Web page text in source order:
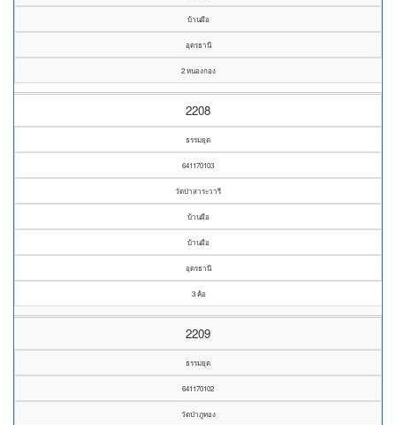
บ้านผือ
อุดรธานี
2 หนองกอง
2208
ธรรมยุต
641170103
วัดป่าสาระวารี
บ้านผือ
บ้านผือ
อุดรธานี
3 ค้อ
2209
ธรรมยุต
641170102
วัดป่าภูทอง